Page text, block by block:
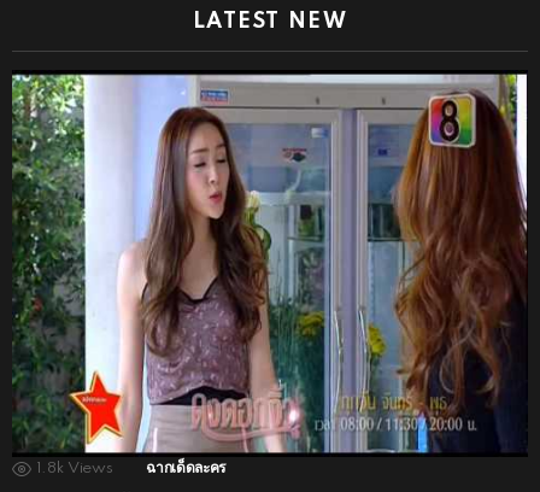
LATEST NEW
1.8k Views ฉากเด็ดละคร